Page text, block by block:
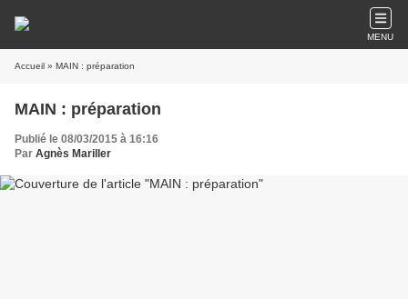
MENU
Accueil » MAIN : préparation
MAIN : préparation
Publié le 08/03/2015 à 16:16
Par Agnès Mariller